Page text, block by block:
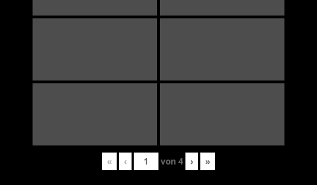
« ‹ von 4 › »